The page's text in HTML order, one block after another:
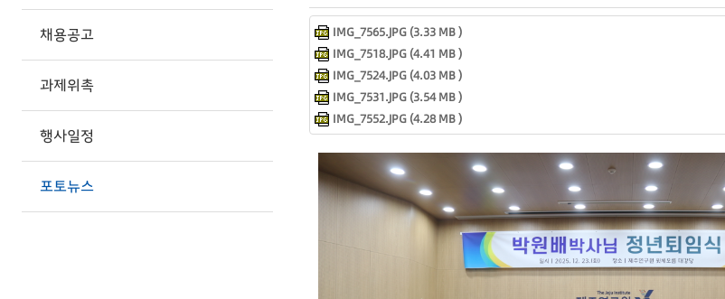
채용공고
과제위촉
행사일정
포토뉴스
IMG_7565.JPG (3.33 MB )
IMG_7518.JPG (4.41 MB )
IMG_7524.JPG (4.03 MB )
IMG_7531.JPG (3.54 MB )
IMG_7552.JPG (4.28 MB )